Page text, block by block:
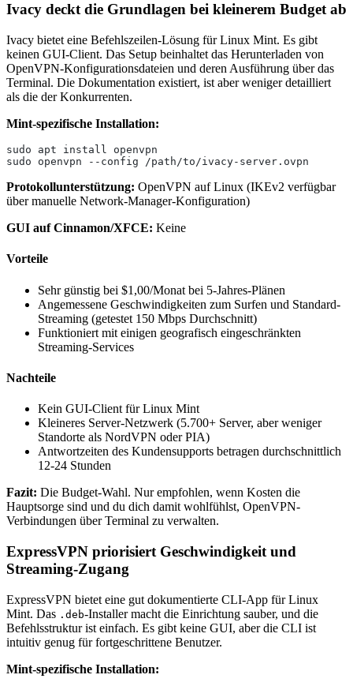
Ivacy deckt die Grundlagen bei kleinerem Budget ab
Ivacy bietet eine Befehlszeilen-Lösung für Linux Mint. Es gibt
keinen GUI-Client. Das Setup beinhaltet das Herunterladen von
OpenVPN-Konfigurationsdateien und deren Ausführung über das
Terminal. Die Dokumentation existiert, ist aber weniger detailliert
als die der Konkurrenten.
Mint-spezifische Installation:
sudo apt install openvpn
sudo openvpn --config /path/to/ivacy-server.ovpn
Protokollunterstützung: OpenVPN auf Linux (IKEv2 verfügbar
über manuelle Network-Manager-Konfiguration)
GUI auf Cinnamon/XFCE: Keine
Vorteile
Sehr günstig bei $1,00/Monat bei 5-Jahres-Plänen
Angemessene Geschwindigkeiten zum Surfen und Standard-
Streaming (getestet 150 Mbps Durchschnitt)
Funktioniert mit einigen geografisch eingeschränkten
Streaming-Services
Nachteile
Kein GUI-Client für Linux Mint
Kleineres Server-Netzwerk (5.700+ Server, aber weniger
Standorte als NordVPN oder PIA)
Antwortzeiten des Kundensupports betragen durchschnittlich
12-24 Stunden
Fazit: Die Budget-Wahl. Nur empfohlen, wenn Kosten die
Hauptsorge sind und du dich damit wohlfühlst, OpenVPN-
Verbindungen über Terminal zu verwalten.
ExpressVPN priorisiert Geschwindigkeit und
Streaming-Zugang
ExpressVPN bietet eine gut dokumentierte CLI-App für Linux
Mint. Das .deb-Installer macht die Einrichtung sauber, und die
Befehlsstruktur ist einfach. Es gibt keine GUI, aber die CLI ist
intuitiv genug für fortgeschrittene Benutzer.
Mint-spezifische Installation: